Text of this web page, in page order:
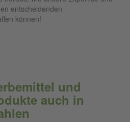
entscheidenden
können!
und
auch in